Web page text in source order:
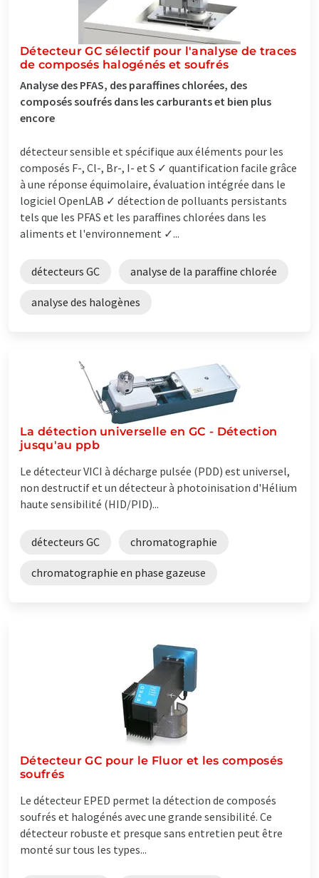
Détecteur GC sélectif pour l'analyse de traces
de composés halogénés et soufrés
Analyse des PFAS, des paraffines chlorées, des
composés soufrés dans les carburants et bien plus
encore
détecteur sensible et spécifique aux éléments pour les
composés F-, Cl-, Br-, I- et S ✓ quantification facile grâce
à une réponse équimolaire, évaluation intégrée dans le
logiciel OpenLAB ✓ détection de polluants persistants
tels que les PFAS et les paraffines chlorées dans les
aliments et l'environnement ✓...
détecteurs GC analyse de la paraffine chlorée
analyse des halogènes
La détection universelle en GC - Détection
jusqu'au ppb
Le détecteur VICI à décharge pulsée (PDD) est universel,
non destructif et un détecteur à photoinisation d'Hélium
haute sensibilité (HID/PID)...
détecteurs GC chromatographie
chromatographie en phase gazeuse
Détecteur GC pour le Fluor et les composés
soufrés
Le détecteur EPED permet la détection de composés
soufrés et halogénés avec une grande sensibilité. Ce
détecteur robuste et presque sans entretien peut être
monté sur tous les types...